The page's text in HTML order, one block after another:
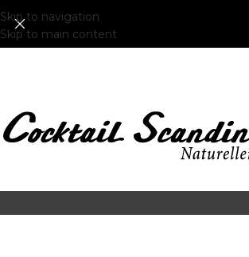
Skip to navigation
Skip to main content